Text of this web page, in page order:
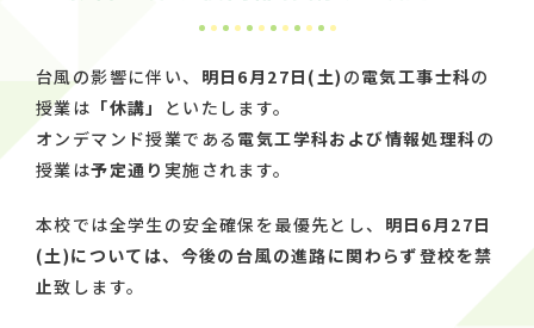
台風の影響に伴い、 明日6月27日(土) の電気工事士科の
授業は 「休講」
といたします。
オンデマンド授業である 電気工学科および情報処理科の
授業は予定通り 実施されます。
本校では全学生の安全確保を最優先とし、 明日6月27日
(土)については、今後の台風の進路に関わらず登校を禁
止致します。